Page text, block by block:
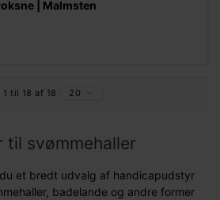
| Malmsten
1 til 18 af 18 20
til svømmehaller
et bredt udvalg af handicapudstyr
badelande og andre former